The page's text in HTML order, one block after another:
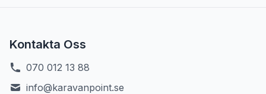
Kontakta Oss
070 012 13 88
info@karavanpoint.se